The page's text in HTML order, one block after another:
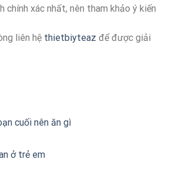
chính xác nhất, nên tham khảo ý kiến
liên hệ thietbiyteaz để được giải
cuối nên ăn gì
ở trẻ em